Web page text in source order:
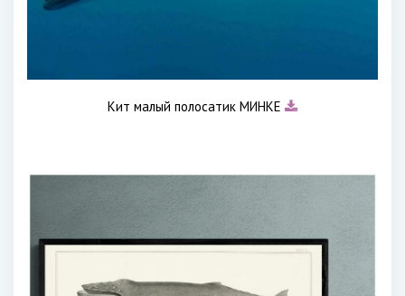
Кит малый полосатик МИНКЕ